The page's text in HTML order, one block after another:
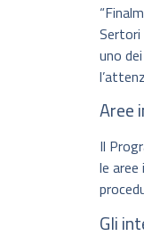
Sertori
uno
Aree
Il
le
Gli